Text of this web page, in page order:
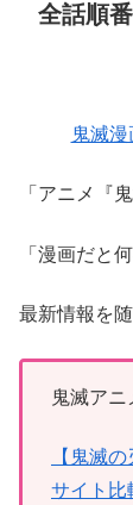
全話順
鬼滅
「アニメ『
「漫画だと
最新情報を
鬼滅ア
【鬼滅
サイト比